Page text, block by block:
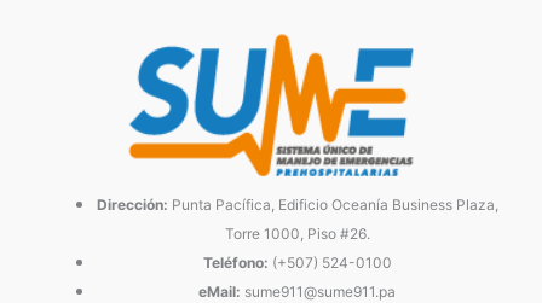
Dirección: Punta Pacífica, Edificio Oceanía Business Plaza,
Torre 1000, Piso #26.
Teléfono: (+507) 524-0100
eMail: sume911@sume911.pa